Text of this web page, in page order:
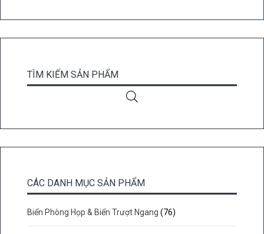
TÌM KIẾM SẢN PHẨM
CÁC DANH MỤC SẢN PHẨM
Biển Phòng Họp & Biển Trượt Ngang (76)